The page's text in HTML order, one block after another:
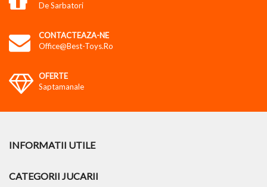
De Sarbatori
CONTACTEAZA-NE
Office@best-Toys.ro
OFERTE
Saptamanale
INFORMATII UTILE
CATEGORII JUCARII